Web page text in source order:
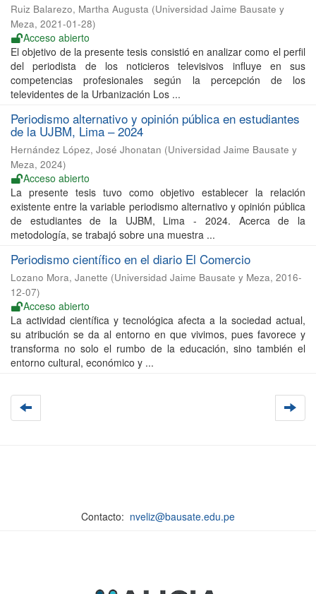
Ruiz Balarezo, Martha Augusta (Universidad Jaime Bausate y
Meza, 2021-01-28)
Acceso abierto
El objetivo de la presente tesis consistió en analizar como el perfil
del periodista de los noticieros televisivos influye en sus
competencias profesionales según la percepción de los
televidentes de la Urbanización Los ...
Periodismo alternativo y opinión pública en estudiantes
de la UJBM, Lima – 2024
Hernández López, José Jhonatan (Universidad Jaime Bausate y
Meza, 2024)
Acceso abierto
La presente tesis tuvo como objetivo establecer la relación
existente entre la variable periodismo alternativo y opinión pública
de estudiantes de la UJBM, Lima - 2024. Acerca de la
metodología, se trabajó sobre una muestra ...
Periodismo científico en el diario El Comercio
Lozano Mora, Janette (Universidad Jaime Bausate y Meza, 2016-
12-07)
Acceso abierto
La actividad científica y tecnológica afecta a la sociedad actual,
su atribución se da al entorno en que vivimos, pues favorece y
transforma no solo el rumbo de la educación, sino también el
entorno cultural, económico y ...
Contacto: nveliz@bausate.edu.pe